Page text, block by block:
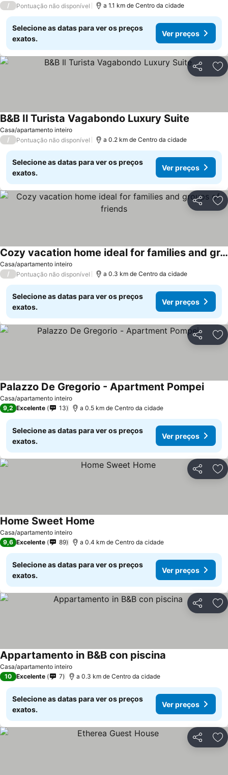
/ Pontuação não disponível a 1.1 km de Centro da cidade
Selecione as datas para ver os preços
exatos.
Ver preços
Partilhar
Casa/apartamento inteiro
B&B Il Turista Vagabondo Luxury Suite
/ Pontuação não disponível a 0.2 km de Centro da cidade
Selecione as datas para ver os preços
exatos.
Ver preços
Partilhar
Casa/apartamento inteiro
Cozy vacation home ideal for families and groups of friends
/ Pontuação não disponível a 0.3 km de Centro da cidade
Selecione as datas para ver os preços
exatos.
Ver preços
Partilhar
Casa/apartamento inteiro
Palazzo De Gregorio - Apartment Pompei
9,2 Excelente 13 a 0.5 km de Centro da cidade
Selecione as datas para ver os preços
exatos.
Ver preços
Partilhar
Casa/apartamento inteiro
Home Sweet Home
9,6 Excelente 89 a 0.4 km de Centro da cidade
Selecione as datas para ver os preços
exatos.
Ver preços
Partilhar
Casa/apartamento inteiro
Appartamento in B&B con piscina
10 Excelente 7 a 0.3 km de Centro da cidade
Selecione as datas para ver os preços
exatos.
Ver preços
Partilhar